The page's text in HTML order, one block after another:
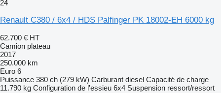
24
Renault C380 / 6x4 / HDS Palfinger PK 18002-EH 6000 kg
62.700 € HT
Camion plateau
2017
250.000 km
Euro 6
Puissance 380 ch (279 kW) Carburant diesel Capacité de charge
11.790 kg Configuration de l'essieu 6x4 Suspension ressort/ressort